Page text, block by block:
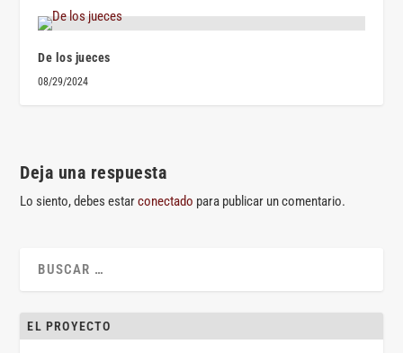
De los jueces
08/29/2024
Deja una respuesta
Lo siento, debes estarconectado para publicar un comentario.
EL PROYECTO